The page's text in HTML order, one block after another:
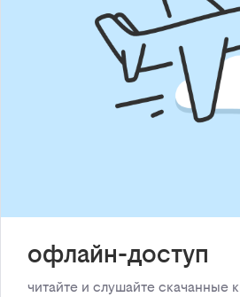
офлайн-доступ
читайте и слушайте скачанные